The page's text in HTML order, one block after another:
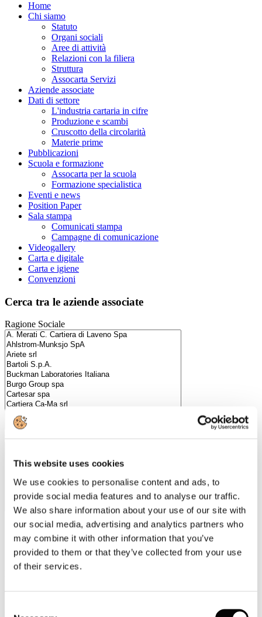
This website uses cookies
We use cookies to personalise content and ads, to
provide social media features and to analyse our traffic.
We also share information about your use of our site with
our social media, advertising and analytics partners who
may combine it with other information that you’ve
provided to them or that they’ve collected from your use
of their services.
Home
Chi siamo
Statuto
Organi sociali
Aree di attività
Relazioni con la filiera
Struttura
Assocarta Servizi
Aziende associate
Dati di settore
L'industria cartaria in cifre
Produzione e scambi
Cruscotto della circolarità
Materie prime
Pubblicazioni
Scuola e formazione
Assocarta per la scuola
Formazione specialistica
Eventi e news
Position Paper
Sala stampa
Comunicati stampa
Campagne di comunicazione
Videogallery
Carta e digitale
Carta e igiene
Convenzioni
Cerca tra le aziende associate
Ragione Sociale
Scopri i Soci Aggregati
Tel. +39 02-290.03018 r.a